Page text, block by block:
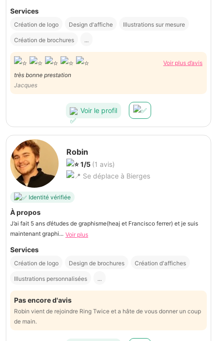
Services
Création de logo Design d'affiche Illustrations sur mesure
Création de brochures ...
Voir plus d’avis
très bonne prestation
Jacques
Voir le profil
Robin
1/5 (1 avis)
Se déplace à Bierges
Identité vérifiée
À propos
J’ai fait 5 ans d’études de graphisme(heaj et Francisco ferrer) et je suis
maintenant graphi... Voir plus
Services
Création de logo Design de brochures Création d'affiches
Illustrations personnalisées ...
Pas encore d'avis
Robin vient de rejoindre Ring Twice et a hâte de vous donner un coup
de main.